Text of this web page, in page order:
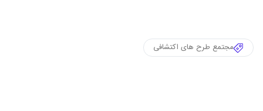
مجتمع طرح های اکتشافی